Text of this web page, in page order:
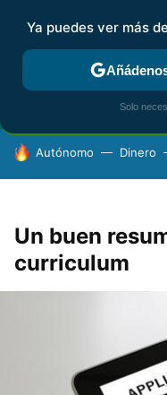
FISCALIDAD Y
HOY SE HABLA DE
Autónomo Dinero
Un buen
curriculum
Ya puedes ver más
Solo